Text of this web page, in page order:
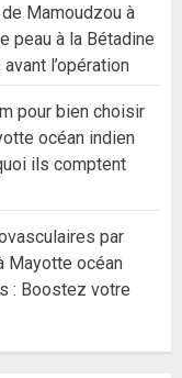
Mamoudzou à
peau à la Bétadine
l’opération
pour bien choisir
océan indien
ils comptent
par
Mayotte océan
: Boostez votre